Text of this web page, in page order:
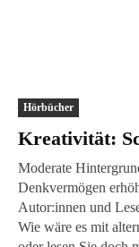
Hörbücher
Kreativität:
Moderate
Denkvermögen
Autor:innen und
Wie wäre es mit